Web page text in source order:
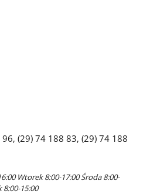
(29) 74 188 83, (29) 74 188
Wtorek 8:00-17:00 Środa 8:00-
8:00-15:00